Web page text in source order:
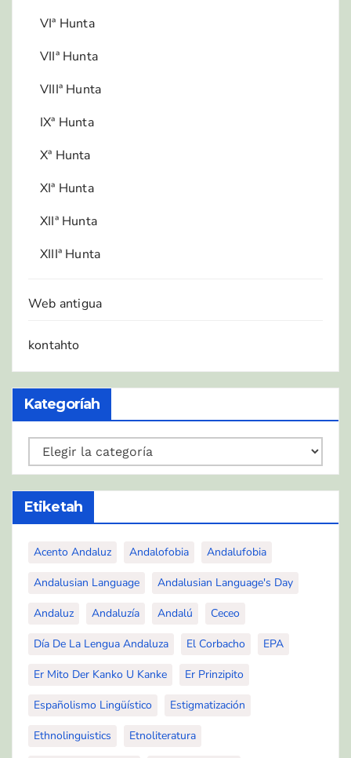
VIª Hunta
VIIª Hunta
VIIIª Hunta
IXª Hunta
Xª Hunta
XIª Hunta
XIIª Hunta
XIIIª Hunta
Web antigua
kontahto
Kategoríah
Kategoríah
Etiketah
Acento Andaluz Andalofobia Andalufobia
Andalusian Language Andalusian Language's Day
Andaluz Andaluzía Andalú Ceceo
Día De La Lengua Andaluza El Corbacho EPA
Er Mito Der Kanko U Kanke Er Prinzipito
Españolismo Lingüístico Estigmatización
Ethnolinguistics Etnoliteratura